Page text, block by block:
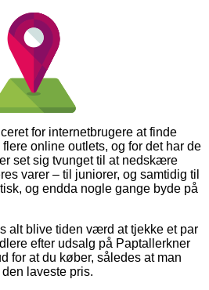
for internetbrugere at finde
online outlets, og for det har de
set sig tvunget til at nedskære
varer – til juniorer, og samtidig til
og endda nogle gange byde på
alt blive tiden værd at tjekke et par
efter udsalg på Paptallerkner
for at du køber, således at man
laveste pris.